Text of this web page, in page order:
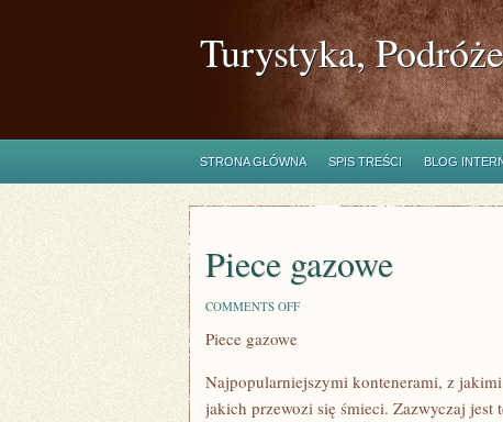
Turystyka, Podróże
STRONA GŁÓWNA SPIS TREŚCI BLOG
Piece gazowe
COMMENTS OFFON
Piece gazowe
Najpopularniejszymi kontenerami, z
jakich przewozi się śmieci. Zazwyczaj